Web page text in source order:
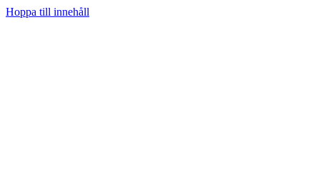
Hoppa till innehåll